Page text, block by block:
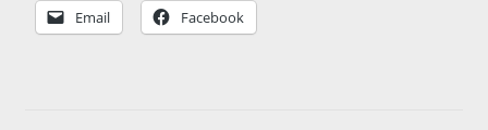
Email Facebook